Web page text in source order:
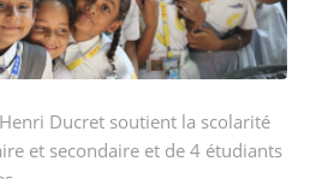
Ducret soutient la scolarité
et secondaire et de 4 étudiants